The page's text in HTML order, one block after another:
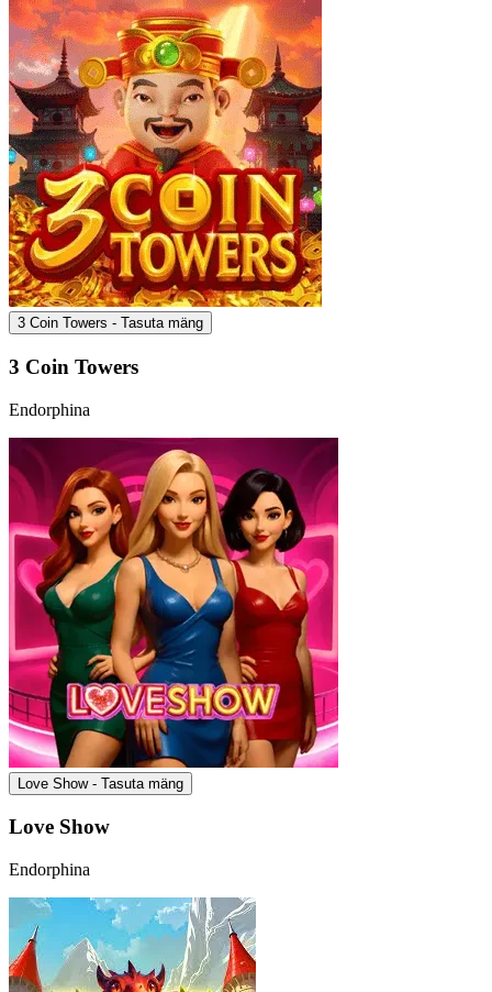
3 Coin Towers - Tasuta mäng
3 Coin Towers
Endorphina
Love Show - Tasuta mäng
Love Show
Endorphina